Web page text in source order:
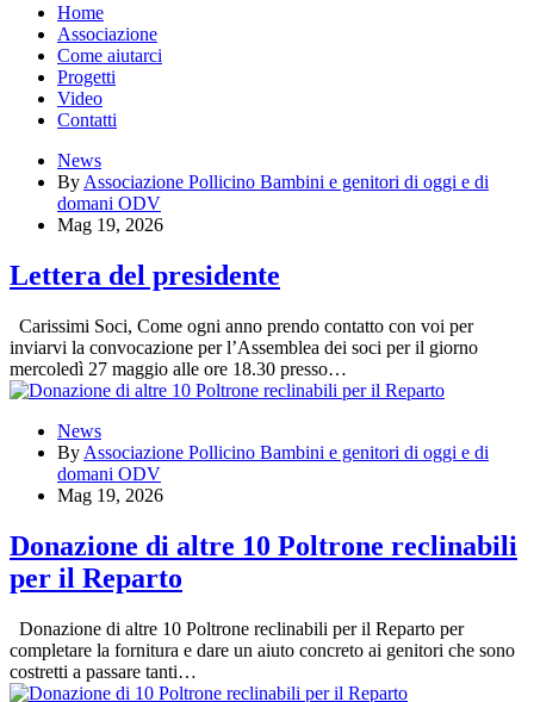
Home
Associazione
Come aiutarci
Progetti
Video
Contatti
News
By Associazione Pollicino Bambini e genitori di oggi e di
domani ODV
Mag 19, 2026
Lettera del presidente
Carissimi Soci, Come ogni anno prendo contatto con voi per
inviarvi la convocazione per l’Assemblea dei soci per il giorno
mercoledì 27 maggio alle ore 18.30 presso…
News
By Associazione Pollicino Bambini e genitori di oggi e di
domani ODV
Mag 19, 2026
Donazione di altre 10 Poltrone reclinabili
per il Reparto
Donazione di altre 10 Poltrone reclinabili per il Reparto per
completare la fornitura e dare un aiuto concreto ai genitori che sono
costretti a passare tanti…